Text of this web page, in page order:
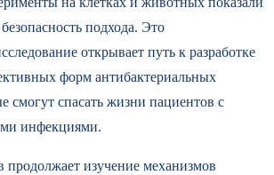
подхода. Это
открывает путь к разработке
форм антибактериальных
смогут спасать жизни пациентов с
инфекциями.
продолжает изучение механизмов